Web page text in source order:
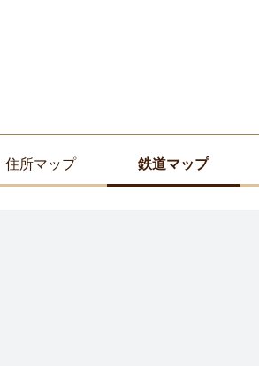
住所マップ 鉄道マップ